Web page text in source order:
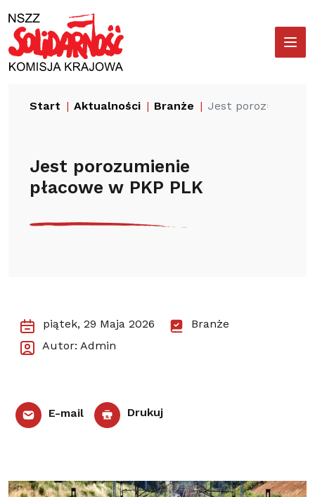
do
treści
Start Aktualności Branże Jest porozumienie
Jest porozumienie
płacowe w PKP PLK
piątek, 29 Maja 2026
Branże
Autor: Admin
E-mail Drukuj